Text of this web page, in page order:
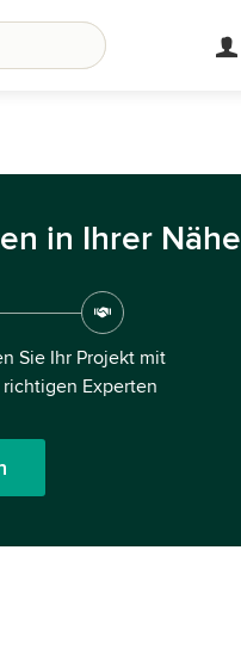
in Ihrer Nähe
Sie Ihr Projekt mit
Experten